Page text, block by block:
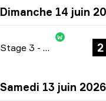
Dimanche 14 juin
Stage 3 - bo3
W
2
Samedi 13 juin 2026